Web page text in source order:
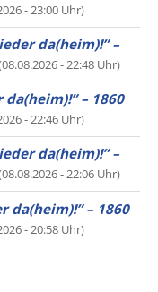
- 23:00 Uhr)
da(heim)!” –
- 22:48 Uhr)
da(heim)!” – 1860
- 22:46 Uhr)
da(heim)!” –
- 22:06 Uhr)
da(heim)!” – 1860
- 20:58 Uhr)